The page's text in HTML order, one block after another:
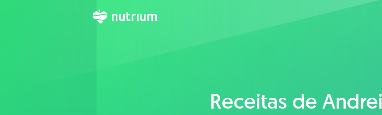
Receitas de